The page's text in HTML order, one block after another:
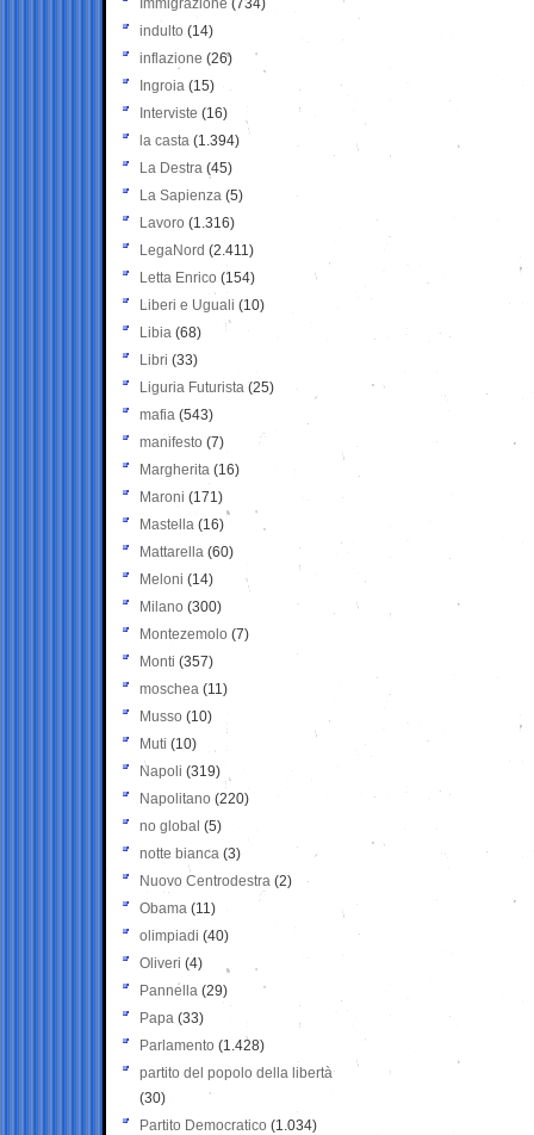
Immigrazione (734)
indulto (14)
inflazione (26)
Ingroia (15)
Interviste (16)
la casta (1.394)
La Destra (45)
La Sapienza (5)
Lavoro (1.316)
LegaNord (2.411)
Letta Enrico (154)
Liberi e Uguali (10)
Libia (68)
Libri (33)
Liguria Futurista (25)
mafia (543)
manifesto (7)
Margherita (16)
Maroni (171)
Mastella (16)
Mattarella (60)
Meloni (14)
Milano (300)
Montezemolo (7)
Monti (357)
moschea (11)
Musso (10)
Muti (10)
Napoli (319)
Napolitano (220)
no global (5)
notte bianca (3)
Nuovo Centrodestra (2)
Obama (11)
olimpiadi (40)
Oliveri (4)
Pannella (29)
Papa (33)
Parlamento (1.428)
partito del popolo della libertà
(30)
Partito Democratico (1.034)